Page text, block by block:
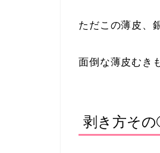
ただこの薄皮、
面倒な薄皮むき
剥き方そ